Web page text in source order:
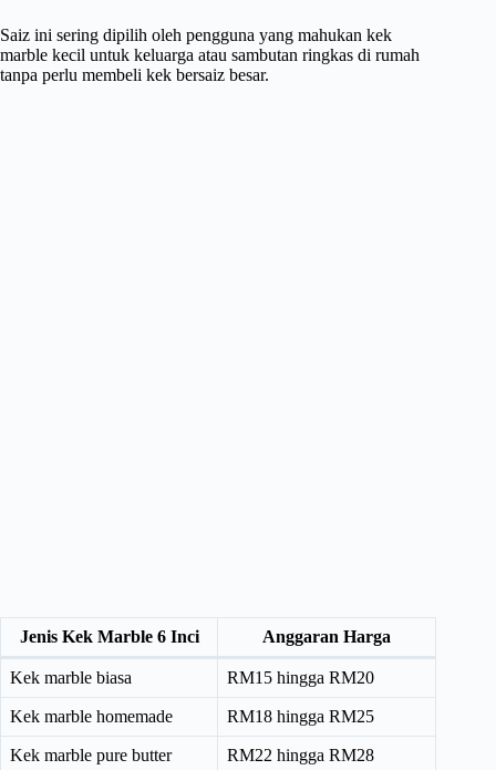
Saiz ini sering dipilih oleh pengguna yang mahukan kek
marble kecil untuk keluarga atau sambutan ringkas di rumah
tanpa perlu membeli kek bersaiz besar.
Jenis Kek Marble 6 Inci Anggaran Harga
Kek marble biasa RM15 hingga RM20
Kek marble homemade RM18 hingga RM25
Kek marble pure butter RM22 hingga RM28